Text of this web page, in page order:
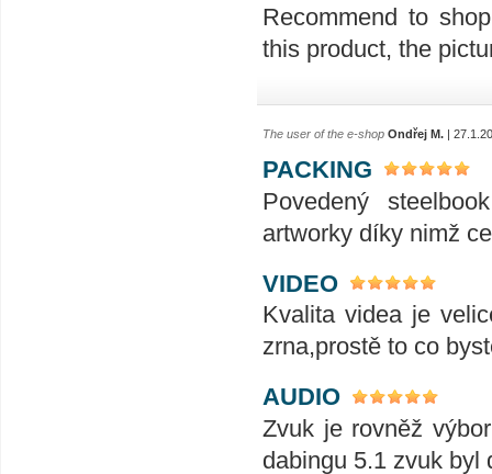
Recommend to
this product, the
The user of the e-shop Ondřej M. |
PACKING
Povedený
artworky díky nimž
VIDEO
Kvalita videa je
zrna,prostě to co
AUDIO
Zvuk je rovněž
dabingu 5.1 zvuk byl